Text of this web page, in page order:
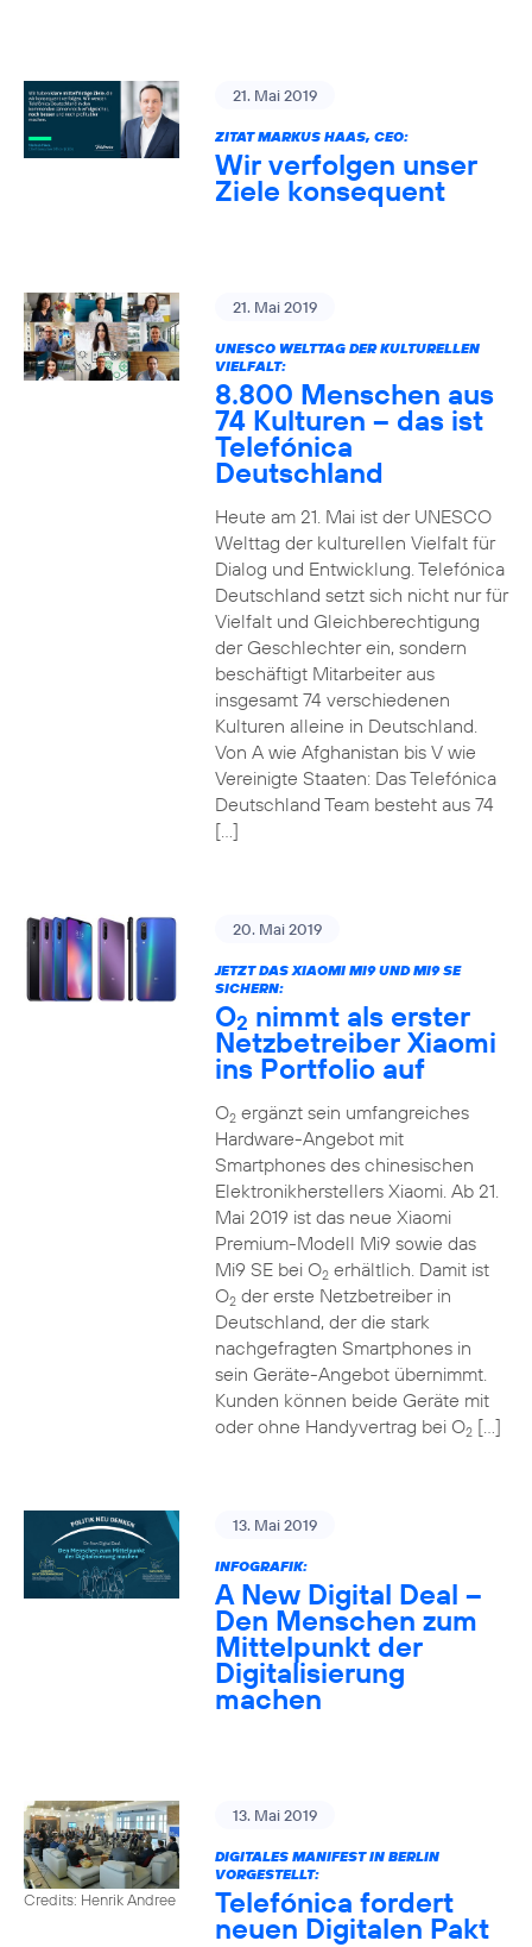
21. Mai 2019
ZITAT MARKUS HAAS, CEO:
Wir verfolgen unser
Ziele konsequent
21. Mai 2019
UNESCO WELTTAG DER KULTURELLEN
VIELFALT:
8.800 Menschen aus
74 Kulturen – das ist
Telefónica
Deutschland
Heute am 21. Mai ist der UNESCO
Welttag der kulturellen Vielfalt für
Dialog und Entwicklung. Telefónica
Deutschland setzt sich nicht nur für
Vielfalt und Gleichberechtigung
der Geschlechter ein, sondern
beschäftigt Mitarbeiter aus
insgesamt 74 verschiedenen
Kulturen alleine in Deutschland.
Von A wie Afghanistan bis V wie
Vereinigte Staaten: Das Telefónica
Deutschland Team besteht aus 74
[…]
20. Mai 2019
JETZT DAS XIAOMI MI9 UND MI9 SE
SICHERN:
O2 nimmt als erster
Netzbetreiber Xiaomi
ins Portfolio auf
O2ergänzt sein umfangreiches
Hardware-Angebot mit
Smartphones des chinesischen
Elektronikherstellers Xiaomi. Ab 21.
Mai 2019 ist das neue Xiaomi
Premium-Modell Mi9 sowie das
Mi9 SE bei O2erhältlich. Damit ist
O2der erste Netzbetreiber in
Deutschland, der die stark
nachgefragten Smartphones in
sein Geräte-Angebot übernimmt.
Kunden können beide Geräte mit
oder ohne Handyvertrag bei O2[…]
13. Mai 2019
INFOGRAFIK:
A New Digital Deal –
Den Menschen zum
Mittelpunkt der
Digitalisierung
machen
Credits: Henrik Andree
13. Mai 2019
DIGITALES MANIFEST IN BERLIN
VORGESTELLT:
Telefónica fordert
neuen Digitalen Pakt